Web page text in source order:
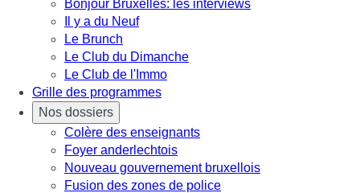
Bonjour Bruxelles: les interviews
Il y a du Neuf
Le Brunch
Le Club du Dimanche
Le Club de l'Immo
Grille des programmes
Nos dossiers
Colère des enseignants
Foyer anderlechtois
Nouveau gouvernement bruxellois
Fusion des zones de police